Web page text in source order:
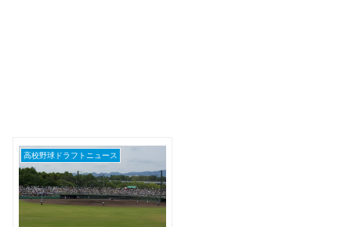
高校野球ドラフトニュース